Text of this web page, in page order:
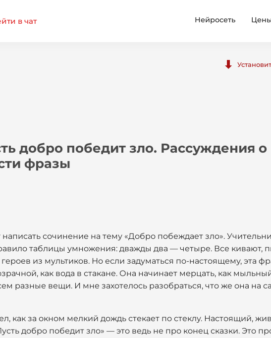
в чат Нейросеть
добро победит зло. Рассуждения о
фразы
сочинение на тему «Добро побеждает зло».
таблицы умножения: дважды два — четыре. Все кивают,
из мультиков. Но если задуматься по-настоящему, эта
как вода в стакане. Она начинает мерцать, как
разные вещи. И мне захотелось разобраться, что же она на
как за окном мелкий дождь стекает по стеклу. Настоящий,
добро победит зло» — это ведь не про конец сказки. Это